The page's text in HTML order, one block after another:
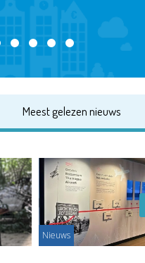
Meest gelezen nieuws
Nieuws